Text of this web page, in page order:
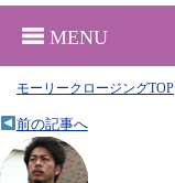
MENU
モーリークロージングTOP
前の記事へ